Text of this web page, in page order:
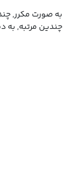
به صورت مکرر,
چندین مرتبه, به